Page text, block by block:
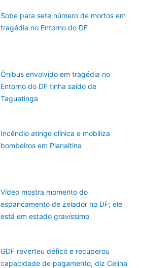
Sobe para sete número de mortos em
tragédia no Entorno do DF
Ônibus envolvido em tragédia no
Entorno do DF tinha saído de
Taguatinga
Incêndio atinge clínica e mobiliza
bombeiros em Planaltina
Vídeo mostra momento do
espancamento de zelador no DF; ele
está em estado gravíssimo
GDF reverteu déficit e recuperou
capacidade de pagamento, diz Celina